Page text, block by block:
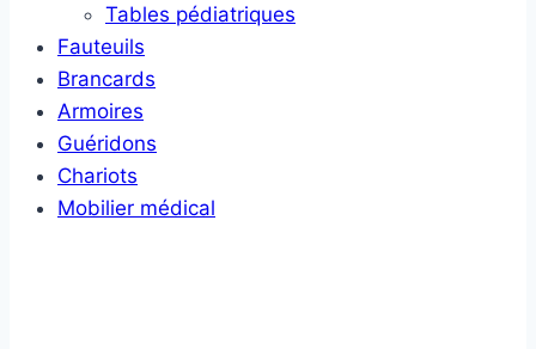
Tables pédiatriques
Fauteuils
Brancards
Armoires
Guéridons
Chariots
Mobilier médical